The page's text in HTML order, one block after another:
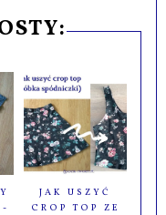
JAK USZYĆ
CROP TOP ZE